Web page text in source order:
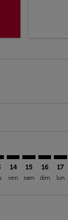
14
ven
15
sam
16
dim
17
lun